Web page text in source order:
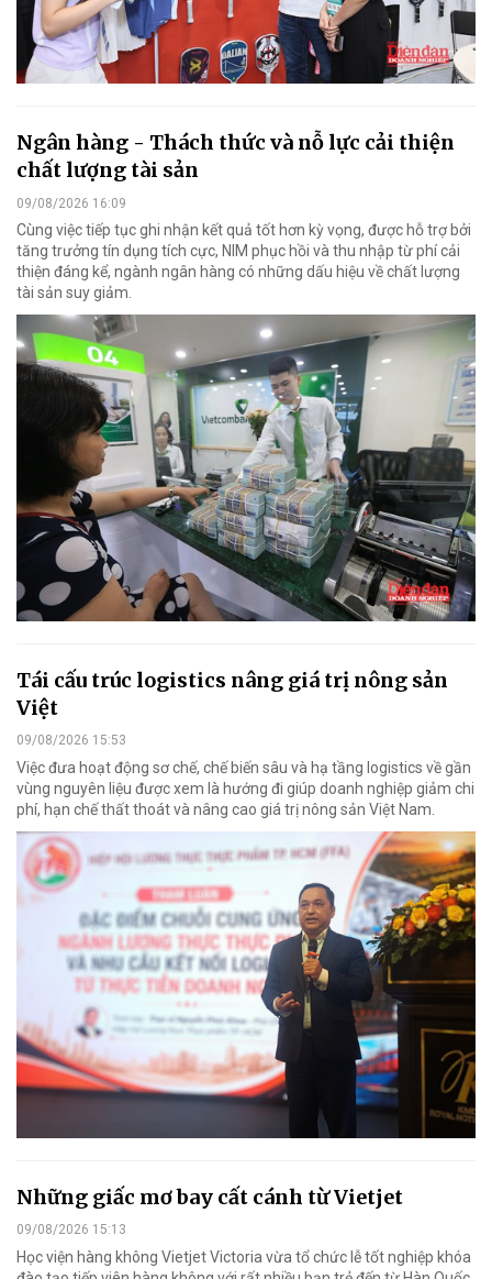
Ngân hàng - Thách thức và nỗ lực cải thiện
chất lượng tài sản
09/08/2026 16:09
Cùng việc tiếp tục ghi nhận kết quả tốt hơn kỳ vọng, được hỗ trợ bởi
tăng trưởng tín dụng tích cực, NIM phục hồi và thu nhập từ phí cải
thiện đáng kể, ngành ngân hàng có những dấu hiệu về chất lượng
tài sản suy giảm.
Tái cấu trúc logistics nâng giá trị nông sản
Việt
09/08/2026 15:53
Việc đưa hoạt động sơ chế, chế biến sâu và hạ tầng logistics về gần
vùng nguyên liệu được xem là hướng đi giúp doanh nghiệp giảm chi
phí, hạn chế thất thoát và nâng cao giá trị nông sản Việt Nam.
Những giấc mơ bay cất cánh từ Vietjet
09/08/2026 15:13
Học viện hàng không Vietjet Victoria vừa tổ chức lễ tốt nghiệp khóa